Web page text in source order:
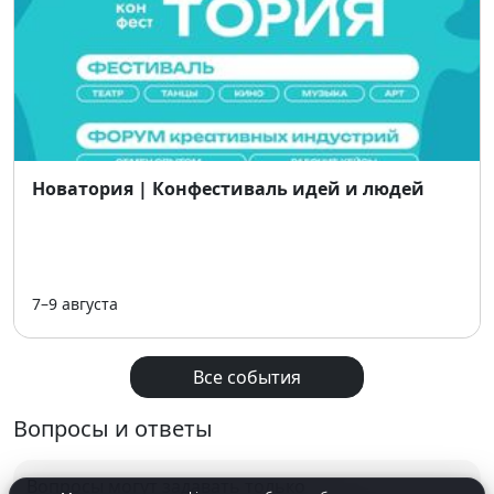
Новатория | Конфестиваль идей и людей
7–9 августа
Все события
Вопросы и ответы
Вопросы могут задавать только